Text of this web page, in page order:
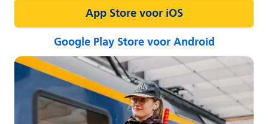
App Store voor iOS
Google Play Store voor Android